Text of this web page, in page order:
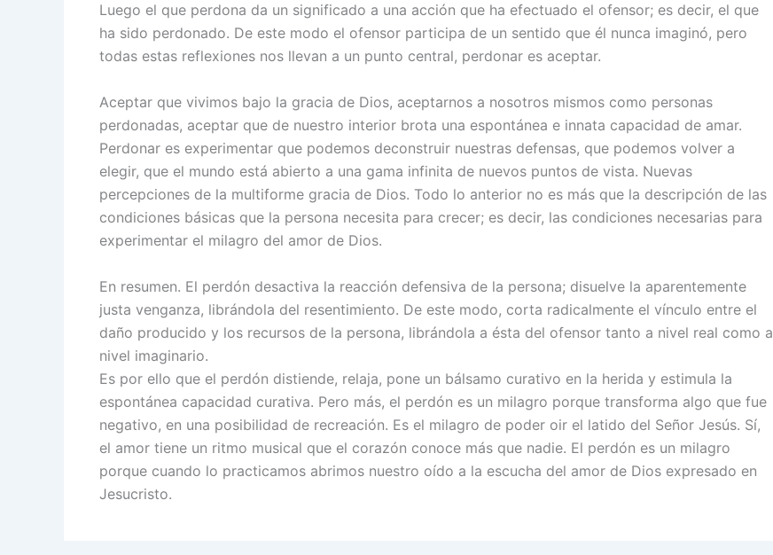
Luego el que perdona da un significado a una acción que ha efectuado el ofensor; es decir, el que
ha sido perdonado. De este modo el ofensor participa de un sentido que él nunca imaginó, pero
todas estas reflexiones nos llevan a un punto central, perdonar es aceptar.
Aceptar que vivimos bajo la gracia de Dios, aceptarnos a nosotros mismos como personas
perdonadas, aceptar que de nuestro interior brota una espontánea e innata capacidad de amar.
Perdonar es experimentar que podemos deconstruir nuestras defensas, que podemos volver a
elegir, que el mundo está abierto a una gama infinita de nuevos puntos de vista. Nuevas
percepciones de la multiforme gracia de Dios. Todo lo anterior no es más que la descripción de las
condiciones básicas que la persona necesita para crecer; es decir, las condiciones necesarias para
experimentar el milagro del amor de Dios.
En resumen. El perdón desactiva la reacción defensiva de la persona; disuelve la aparentemente
justa venganza, librándola del resentimiento. De este modo, corta radicalmente el vínculo entre el
daño producido y los recursos de la persona, librándola a ésta del ofensor tanto a nivel real como a
nivel imaginario.
Es por ello que el perdón distiende, relaja, pone un bálsamo curativo en la herida y estimula la
espontánea capacidad curativa. Pero más, el perdón es un milagro porque transforma algo que fue
negativo, en una posibilidad de recreación. Es el milagro de poder oir el latido del Señor Jesús. Sí,
el amor tiene un ritmo musical que el corazón conoce más que nadie. El perdón es un milagro
porque cuando lo practicamos abrimos nuestro oído a la escucha del amor de Dios expresado en
Jesucristo.